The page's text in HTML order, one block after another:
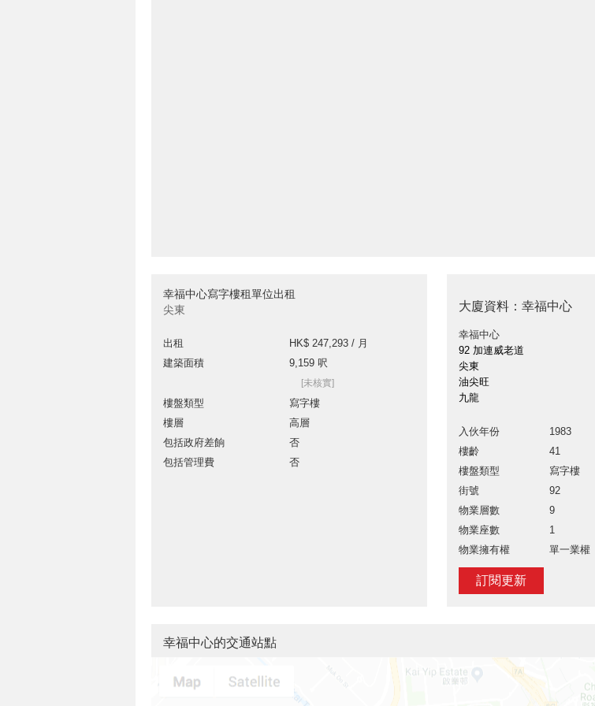
幸福中心寫字樓租單位出租
尖東
出租
HK$ 247,293 / 月
建築面積
9,159 呎
[未核實]
樓盤類型
寫字樓
樓層
高層
包括政府差餉
否
包括管理費
否
大廈資料：幸福中心
幸福中心
92 加連威老道
尖東
油尖旺
九龍
入伙年份
1983
樓齡
41
樓盤類型
寫字樓
街號
92
物業層數
9
物業座數
1
物業擁有權
單一業權
訂閱更新
幸福中心的交通站點